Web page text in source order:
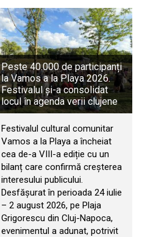
Peste 40.000 de participanți
la Vamos a la Playa 2026.
Festivalul și-a consolidat
locul în agenda verii clujene
Festivalul cultural comunitar
Vamos a la Playa a încheiat
cea de-a VIII-a ediție cu un
bilanț care confirmă creșterea
interesului publicului.
Desfășurat în perioada 24 iulie
– 2 august 2026, pe Plaja
Grigorescu din Cluj-Napoca,
evenimentul a adunat, potrivit